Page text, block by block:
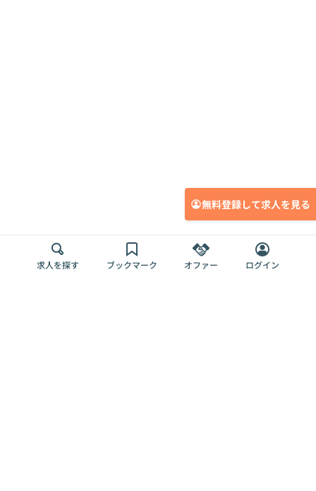
無料登録して求人を見る
求人を探す ブックマーク オファー ログイン